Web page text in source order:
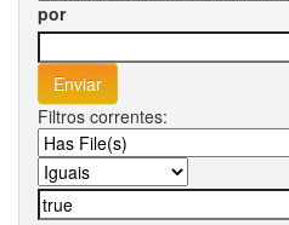
por
Filtros correntes: